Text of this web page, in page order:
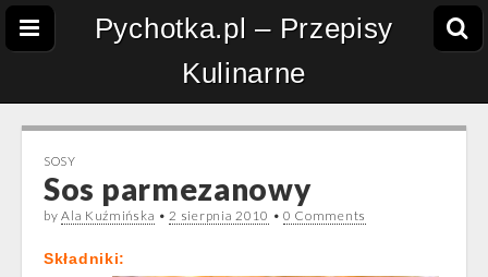
Pychotka.pl – Przepisy
Kulinarne
SOSY
Sos parmezanowy
byAla Kuźmińska •2 sierpnia 2010 • 0 Comments
Składniki: